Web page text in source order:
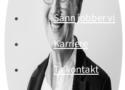
Sånn jobber vi
Karriere
Ta kontakt